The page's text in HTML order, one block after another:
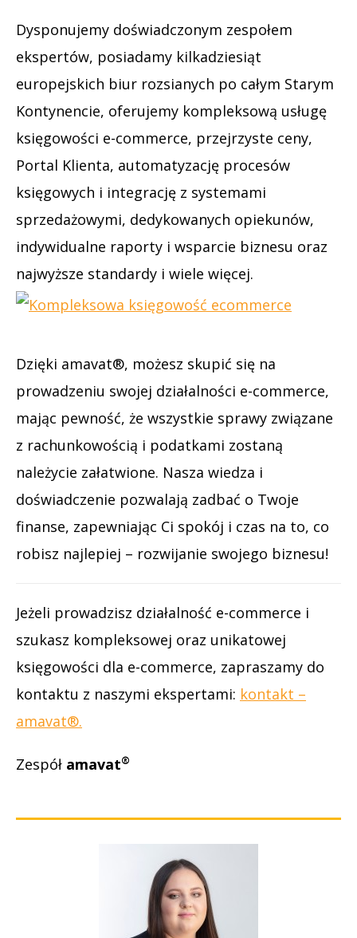
Dysponujemy doświadczonym zespołem
ekspertów, posiadamy kilkadziesiąt
europejskich biur rozsianych po całym Starym
Kontynencie, oferujemy kompleksową usługę
księgowości e-commerce, przejrzyste ceny,
Portal Klienta, automatyzację procesów
księgowych i integrację z systemami
sprzedażowymi, dedykowanych opiekunów,
indywidualne raporty i wsparcie biznesu oraz
najwyższe standardy i wiele więcej.
Dzięki amavat®, możesz skupić się na
prowadzeniu swojej działalności e-commerce,
mając pewność, że wszystkie sprawy związane
z rachunkowością i podatkami zostaną
należycie załatwione. Nasza wiedza i
doświadczenie pozwalają zadbać o Twoje
finanse, zapewniając Ci spokój i czas na to, co
robisz najlepiej – rozwijanie swojego biznesu!
Jeżeli prowadzisz działalność e-commerce i
szukasz kompleksowej oraz unikatowej
księgowości dla e-commerce, zapraszamy do
kontaktu z naszymi ekspertami: kontakt –
amavat®.
Zespół amavat®